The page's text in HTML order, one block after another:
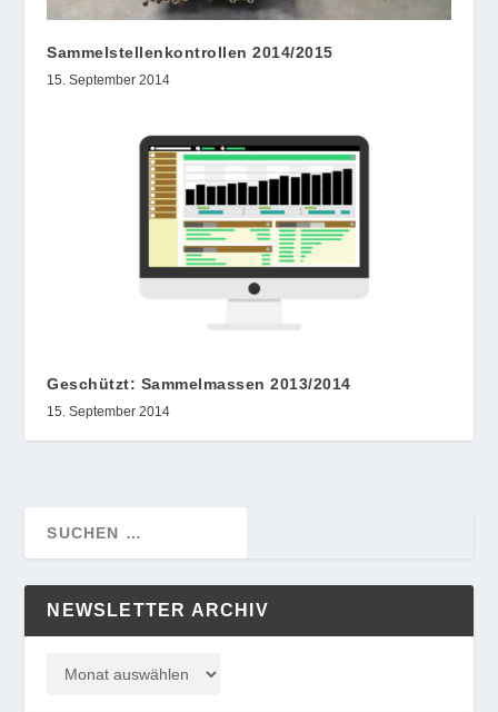
Sammelstellenkontrollen 2014/2015
15. September 2014
Geschützt: Sammelmassen 2013/2014
15. September 2014
NEWSLETTER ARCHIV